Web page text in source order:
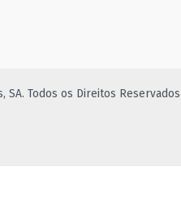
SA. Todos os Direitos Reservados